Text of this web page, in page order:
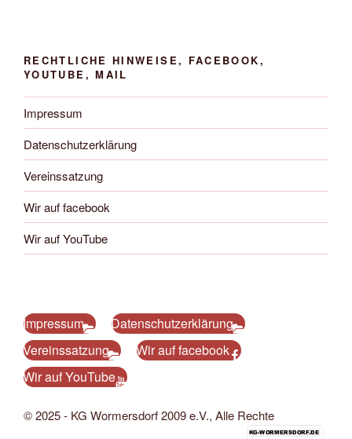
RECHTLICHE HINWEISE, FACEBOOK,
YOUTUBE, MAIL
Impressum
Datenschutzerklärung
Vereinssatzung
Wir auf facebook
Wir auf YouTube
Impressum
Datenschutzerklärung
Vereinssatzung
Wir auf facebook
Wir auf YouTube
© 2025 - KG Wormersdorf 2009 e.V., Alle Rechte